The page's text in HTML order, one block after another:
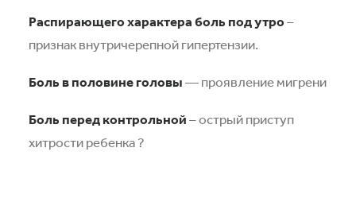
Распирающего характера боль под утро–
признак внутричерепной гипертензии.
Боль в половине головы— проявление мигрени
Боль перед контрольной– острый приступ
хитрости ребенка ?